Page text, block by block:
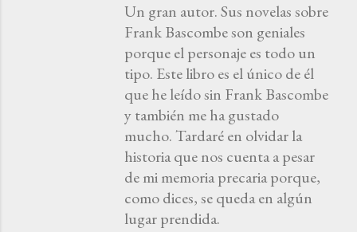
Un gran autor. Sus novelas sobre
Frank Bascombe son geniales
porque el personaje es todo un
tipo. Este libro es el único de él
que he leído sin Frank Bascombe
y también me ha gustado
mucho. Tardaré en olvidar la
historia que nos cuenta a pesar
de mi memoria precaria porque,
como dices, se queda en algún
lugar prendida.